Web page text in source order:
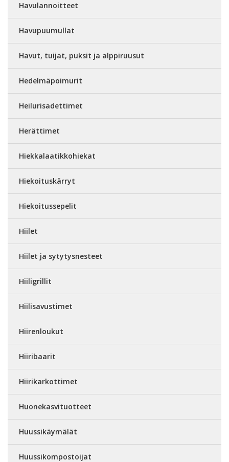
Havulannoitteet
Havupuumullat
Havut, tuijat, puksit ja alppiruusut
Hedelmäpoimurit
Heilurisadettimet
Herättimet
Hiekkalaatikkohiekat
Hiekoituskärryt
Hiekoitussepelit
Hiilet
Hiilet ja sytytysnesteet
Hiiligrillit
Hiilisavustimet
Hiirenloukut
Hiiribaarit
Hiirikarkottimet
Huonekasvituotteet
Huussikäymälät
Huussikompostoijat